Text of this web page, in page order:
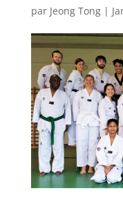
par Jeong Tong|